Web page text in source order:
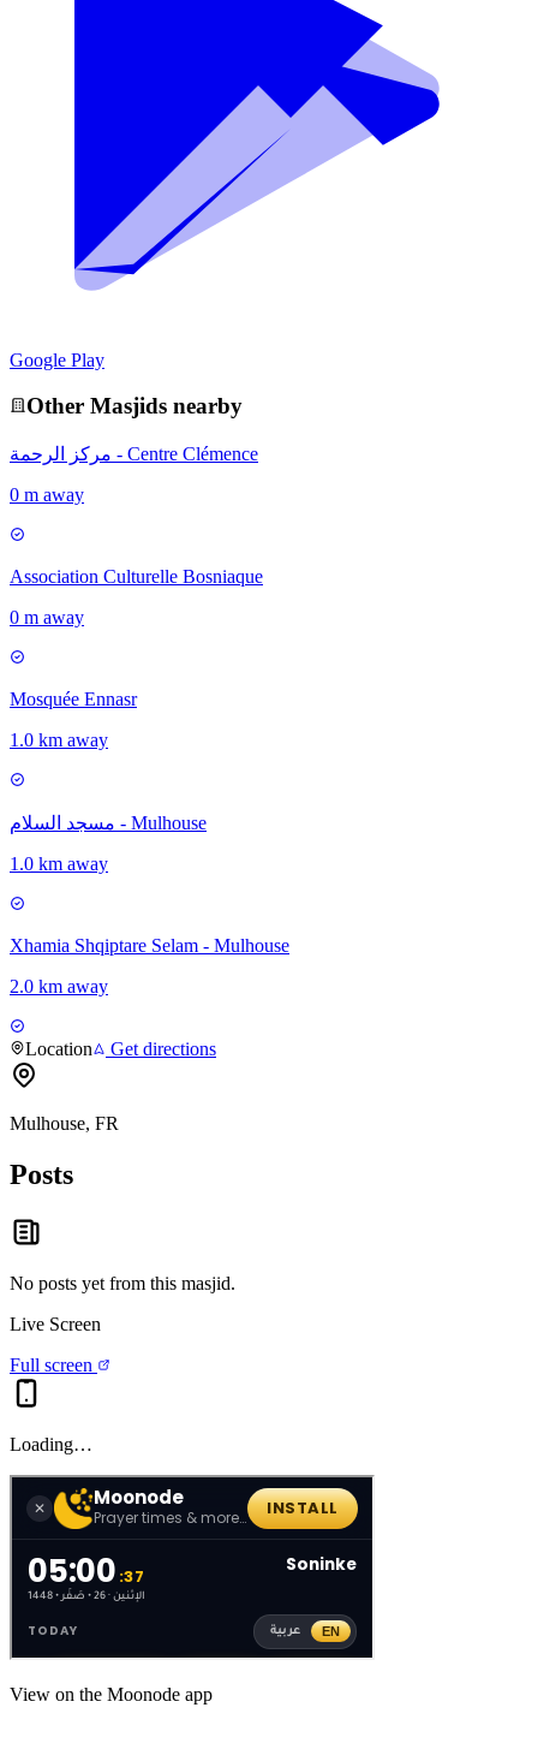
Google Play
Other Masjids nearby
مركز الرحمة - Centre Clémence
0 m away
Association Culturelle Bosniaque
0 m away
Mosquée Ennasr
1.0 km away
مسجد السلام - Mulhouse
1.0 km away
Xhamia Shqiptare Selam - Mulhouse
2.0 km away
Location Get directions
Mulhouse, FR
Posts
No posts yet from this masjid.
Live Screen
Full screen
Loading…
View on the Moonode app